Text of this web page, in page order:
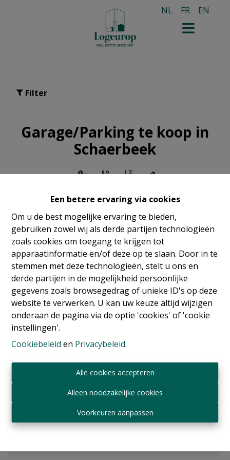
Een betere ervaring via cookies
Om u de best mogelijke ervaring te bieden,
gebruiken zowel wij als derde partijen technologieën
zoals cookies om toegang te krijgen tot
apparaatinformatie en/of deze op te slaan. Door in te
stemmen met deze technologieën, stelt u ons en
derde partijen in de mogelijkheid persoonlijke
gegevens zoals browsegedrag of unieke ID's op deze
website te verwerken. U kan uw keuze altijd wijzigen
onderaan de pagina via de optie 'cookies' of 'cookie
instellingen'.
Cookiebeleid en Privacybeleid.
Alle cookies accepteren
Alleen noodzakelijke cookies
Voorkeuren aanpassen
NL FR EN
Filter
Garage/Parking te koop in
Schaerbeek